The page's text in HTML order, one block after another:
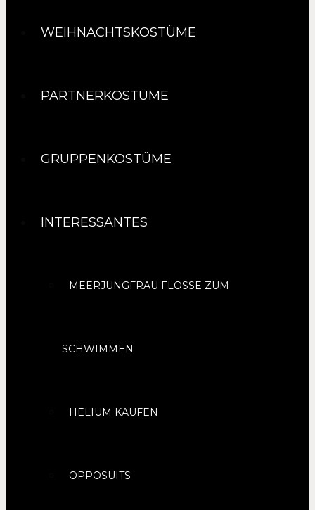
WEIHNACHTSKOSTÜME
PARTNERKOSTÜME
GRUPPENKOSTÜME
INTERESSANTES
MEERJUNGFRAU FLOSSE ZUM
SCHWIMMEN
HELIUM KAUFEN
OPPOSUITS